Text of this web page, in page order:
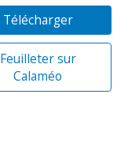
Télécharger
Feuilleter sur
Calaméo